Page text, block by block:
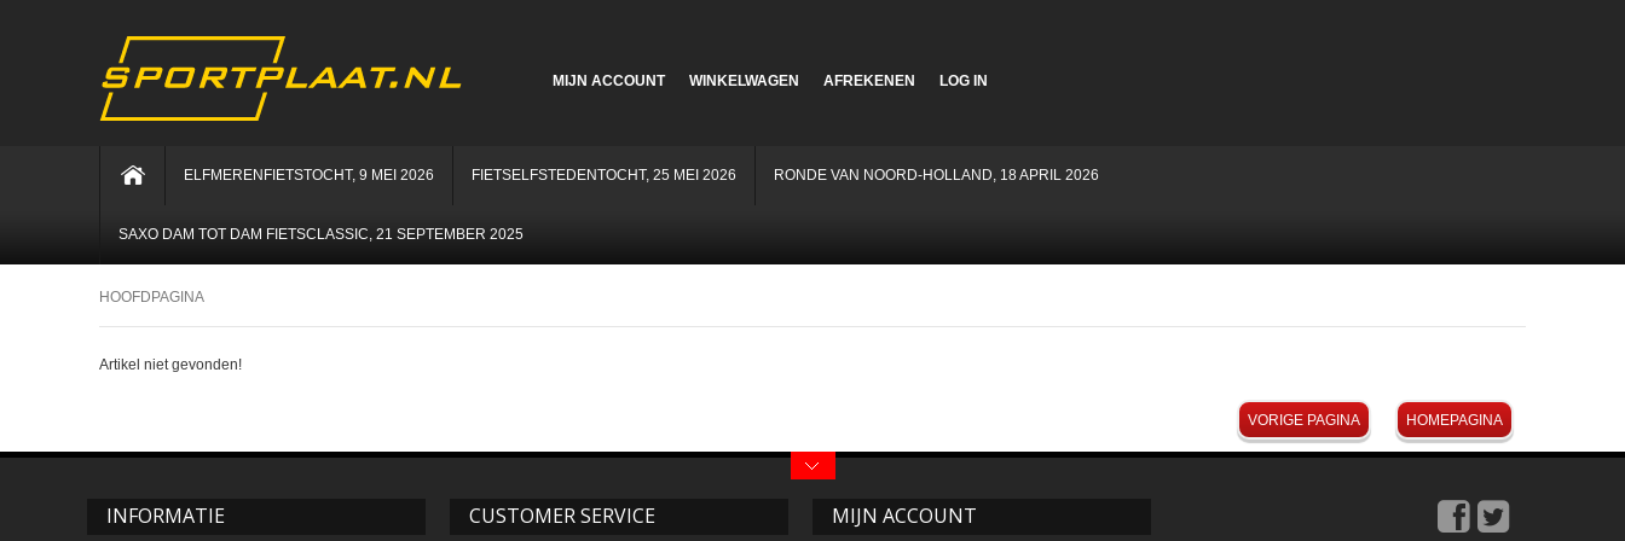
MIJN ACCOUNT WINKELWAGEN AFREKENEN LOG IN
ELFMERENFIETSTOCHT, 9 MEI 2026 FIETSELFSTEDENTOCHT, 25 MEI 2026 RONDE VAN NOORD-HOLLAND, 18 APRIL 2026
SAXO DAM TOT DAM FIETSCLASSIC, 21 SEPTEMBER 2025
HOOFDPAGINA
Artikel niet gevonden!
HOMEPAGINA
VORIGE PAGINA
INFORMATIE CUSTOMER SERVICE MIJN ACCOUNT